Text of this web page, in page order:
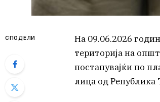
СПОДЕЛИ
На 09.06.2026
територија на
постапувајќи по
лица од Република